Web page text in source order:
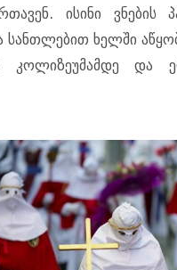
ისინი ვნების
სანთლებით ხელში
კოლიზეუმამდე და